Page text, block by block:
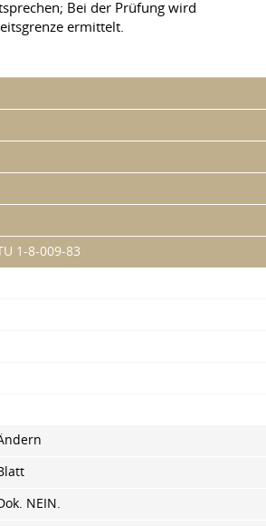
Bei der Prüfung wird
ermittelt.
1-8-009-83
NEIN.